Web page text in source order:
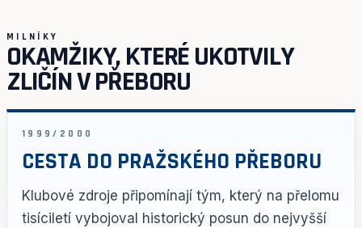
MILNÍKY
OKAMŽIKY, KTERÉ UKOTVILY
ZLIČÍN V PŘEBORU
1999/2000
CESTA DO PRAŽSKÉHO PŘEBORU
Klubové zdroje připomínají tým, který na přelomu
tisíciletí vybojoval historický posun do nejvyšší